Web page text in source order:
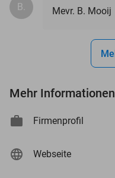
B. Mevr. B. Mooij
Mehr Informationen
Firmenprofil
Webseite